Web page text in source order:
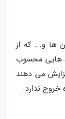
ها و... که از
هایی محسوب
می دهند
خروج ندارد.